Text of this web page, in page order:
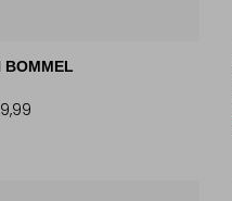
BOMMEL